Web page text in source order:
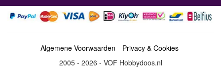
Algemene Voorwaarden
Privacy & Cookies
2005 - 2026 - VOF Hobbydoos.nl